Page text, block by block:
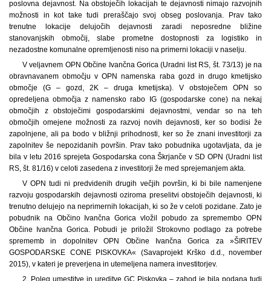
poslovna dejavnost. Na obstoječih lokacijah te dejavnosti nimajo razvojnih
možnosti in kot take tudi preraščajo svoj obseg poslovanja. Prav tako
trenutne lokacije delujočih dejavnosti zaradi neposredne bližine
stanovanjskih območij, slabe prometne dostopnosti za logistiko in
nezadostne komunalne opremljenosti niso na primerni lokaciji v naselju.
V veljavnem OPN Občine Ivančna Gorica (Uradni list RS, št. 73/13) je na
obravnavanem območju v OPN namenska raba gozd in drugo kmetijsko
območje (G – gozd, 2K – druga kmetijska). V obstoječem OPN so
opredeljena območja z namensko rabo IG (gospodarske cone) na nekaj
območjih z obstoječimi gospodarskimi dejavnostmi, vendar so na teh
območjih omejene možnosti za razvoj novih dejavnosti, ker so bodisi že
zapolnjene, ali pa bodo v bližnji prihodnosti, ker so že znani investitorji za
zapolnitev še nepozidanih površin. Prav tako pobudnika ugotavljata, da je
bila v letu 2016 sprejeta Gospodarska cona Škrjanče v SD OPN (Uradni list
RS, št. 81/16) v celoti zasedena z investitorji že med sprejemanjem akta.
V OPN tudi ni predvidenih drugih večjih površin, ki bi bile namenjene
razvoju gospodarskih dejavnosti oziroma preselitvi obstoječih dejavnosti, ki
trenutno delujejo na neprimernih lokacijah, ki so že v celoti pozidane. Zato je
pobudnik na Občino Ivančna Gorica vložil pobudo za spremembo OPN
Občine Ivančna Gorica. Pobudi je priložil Strokovno podlago za potrebe
sprememb in dopolnitev OPN Občine Ivančna Gorica za »ŠIRITEV
GOSPODARSKE CONE PISKOVKA« (Savaprojekt Krško d.d., november
2015), v kateri je preverjena in utemeljena namera investitorjev.
2. Poleg umestitve in ureditve GC Piskovka – zahod je bila podana tudi